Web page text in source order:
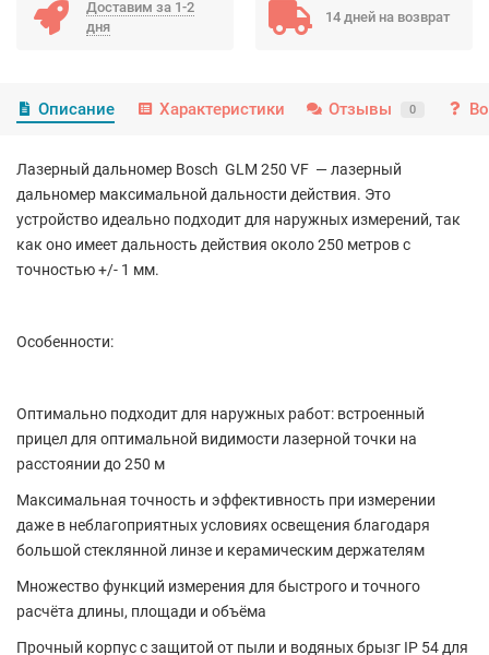
Доставим за 1-2
дня
14 дней на возврат
Описание Характеристики Отзывы 0
Лазерный дальномер Bosch GLM 250 VF — лазерный
дальномер максимальной дальности действия. Это
устройство идеально подходит для наружных измерений, так
как оно имеет дальность действия около 250 метров с
точностью +/- 1 мм.
Особенности:
Оптимально подходит для наружных работ: встроенный
прицел для оптимальной видимости лазерной точки на
расстоянии до 250 м
Максимальная точность и эффективность при измерении
даже в неблагоприятных условиях освещения благодаря
большой стеклянной линзе и керамическим держателям
Множество функций измерения для быстрого и точного
расчёта длины, площади и объёма
Прочный корпус с защитой от пыли и водяных брызг IP 54 для